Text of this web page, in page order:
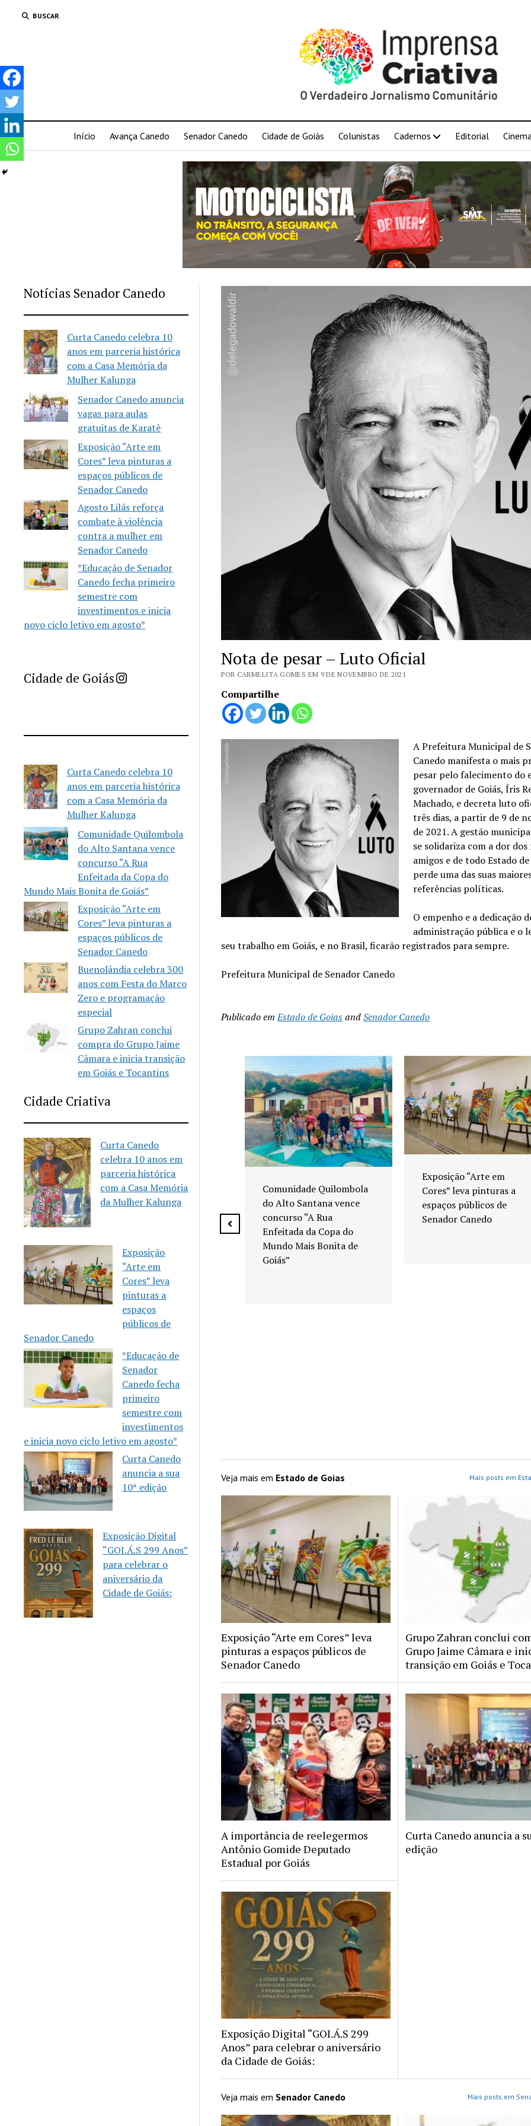
BUSCAR
Início Avança Canedo Senador Canedo Cidade de Goiás Colunistas Cadernos Editorial
Notícias Senador Canedo
Curta Canedo celebra 10
anos em parceria histórica
com a Casa Memória da
Mulher Kalunga
Senador Canedo anuncia
vagas para aulas
gratuitas de Karatê
Exposição “Arte em
Cores” leva pinturas a
espaços públicos de
Senador Canedo
Agosto Lilás reforça
combate à violência
contra a mulher em
Senador Canedo
*Educação de Senador
Canedo fecha primeiro
semestre com
investimentos e inicia
novo ciclo letivo em agosto*
Cidade de GoiásImprensa Criativa da Cidade de Goiás
Curta Canedo celebra 10
anos em parceria histórica
com a Casa Memória da
Mulher Kalunga
Comunidade Quilombola
do Alto Santana vence
concurso “A Rua
Enfeitada da Copa do
Mundo Mais Bonita de Goiás”
Exposição “Arte em
Cores” leva pinturas a
espaços públicos de
Senador Canedo
Buenolândia celebra 300
anos com Festa do Marco
Zero e programação
especial
Grupo Zahran conclui
compra do Grupo Jaime
Câmara e inicia transição
em Goiás e Tocantins
Cidade Criativa
Curta Canedo
celebra 10 anos em
parceria histórica
com a Casa Memória
da Mulher Kalunga
Exposição
“Arte em
Cores” leva
pinturas a
espaços
públicos de
Senador Canedo
*Educação de
Senador
Canedo fecha
primeiro
semestre com
investimentos
e inicia novo ciclo letivo em agosto*
Curta Canedo
anuncia a sua
10ª edição
Exposição Digital
“GOI.Á.S 299 Anos”
para celebrar o
aniversário da
Cidade de Goiás:
Nota de pesar – Luto Oficial
POR CARMELITA GOMES EM 9 DE NOVEMBRO DE 2021
Compartilhe
A Prefeitura Municipal de
Canedo manifesta o mais
pesar pelo falecimento do
governador de Goiás, Íris
Machado, e decreta luto
três dias, a partir de 9 de
de 2021. A gestão
se solidariza com a dor
amigos e de todo Estado
perde uma das suas
referências políticas.
O empenho e a dedicação
administração pública e o
seu trabalho em Goiás, e no Brasil, ficarão registrados para sempre.
Prefeitura Municipal de Senador Canedo
Publicado em Estado de GoiasandSenador Canedo
celebra 10
Casa
Senador Canedo anuncia
vagas para aulas gratuitas
de Karatê
Comunidade Quilombola
do Alto Santana vence
concurso “A Rua
Enfeitada da Copa do
Mundo Mais Bonita de
Goiás”
Exposição “Arte em
Cores” leva pinturas a
espaços públicos de
Senador Canedo
Veja mais em Estado de Goias Mais posts em
Exposição “Arte em Cores” leva
pinturas a espaços públicos de
Senador Canedo
Grupo Zahran conclui
Grupo Jaime Câmara e
transição em Goiás e
A importância de reelegermos
Antônio Gomide Deputado
Estadual por Goiás
Curta Canedo anuncia a
edição
Exposição Digital “GOI.Á.S 299
Anos” para celebrar o aniversário
da Cidade de Goiás:
Veja mais em Senador Canedo Mais posts em